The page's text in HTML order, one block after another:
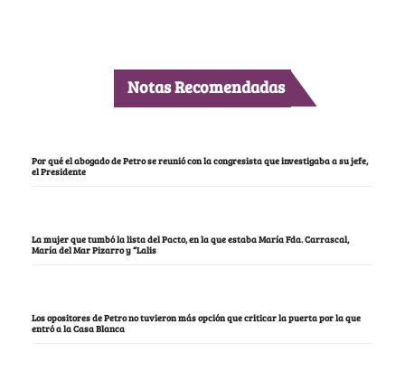
Notas Recomendadas
Por qué el abogado de Petro se reunió con la congresista que investigaba a su jefe,
el Presidente
La mujer que tumbó la lista del Pacto, en la que estaba María Fda. Carrascal,
María del Mar Pizarro y “Lalis
Los opositores de Petro no tuvieron más opción que criticar la puerta por la que
entró a la Casa Blanca